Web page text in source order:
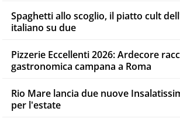
Spaghetti allo scoglio, il piatto cult
italiano su due
Pizzerie Eccellenti 2026: Ardecore
gastronomica campana a Roma
Rio Mare lancia due nuove
per l'estate